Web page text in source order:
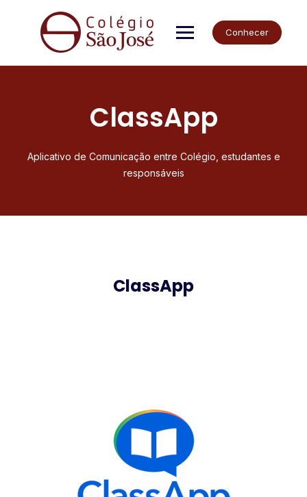
Conhecer
ClassApp
Aplicativo de Comunicação entre Colégio, estudantes e
responsáveis
ClassApp